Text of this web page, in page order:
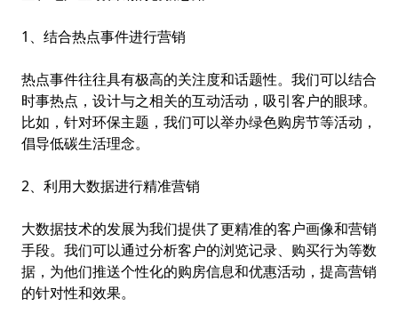
1、结合热点事件进行营销
热点事件往往具有极高的关注度和话题性。我们可以结合
时事热点，设计与之相关的互动活动，吸引客户的眼球。
比如，针对环保主题，我们可以举办绿色购房节等活动，
倡导低碳生活理念。
2、利用大数据进行精准营销
大数据技术的发展为我们提供了更精准的客户画像和营销
手段。我们可以通过分析客户的浏览记录、购买行为等数
据，为他们推送个性化的购房信息和优惠活动，提高营销
的针对性和效果。